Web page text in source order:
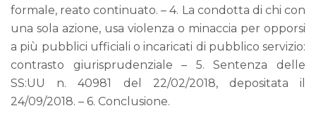
formale, reato continuato. – 4. La condotta di chi con
una sola azione, usa violenza o minaccia per opporsi
a più pubblici ufficiali o incaricati di pubblico servizio:
contrasto giurisprudenziale – 5. Sentenza delle
SS:UU n. 40981 del 22/02/2018, depositata il
24/09/2018. – 6. Conclusione.